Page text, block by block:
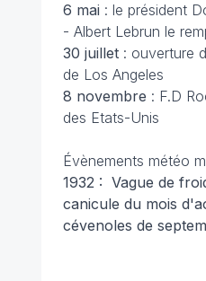
6 mai : le président
- Albert Lebrun le
30 juillet : ouverture
de Los Angeles
8 novembre : F.D
des Etats-Unis
Évènements météo
1932 : Vague de
canicule du mois
cévenoles de